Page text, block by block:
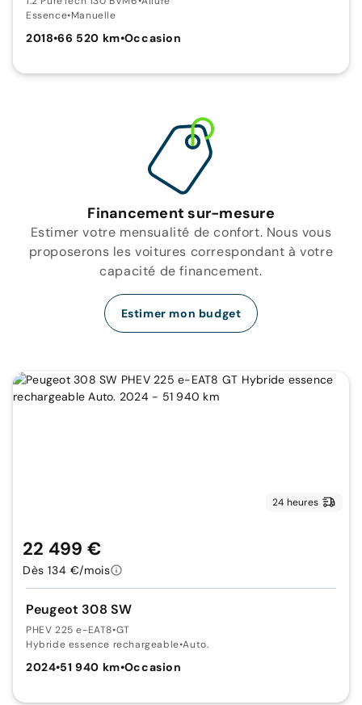
Essence•Manuelle
2018•66 520 km•Occasion
Financement sur-mesure
Estimer votre mensualité de confort. Nous vous
proposerons les voitures correspondant à votre
capacité de financement.
Estimer mon budget
24 heures
Peugeot 308 SW
PHEV 225 e-EAT8•GT
Hybride essence rechargeable•Auto.
2024•51 940 km•Occasion
22 499 €
Dès 134 €/mois